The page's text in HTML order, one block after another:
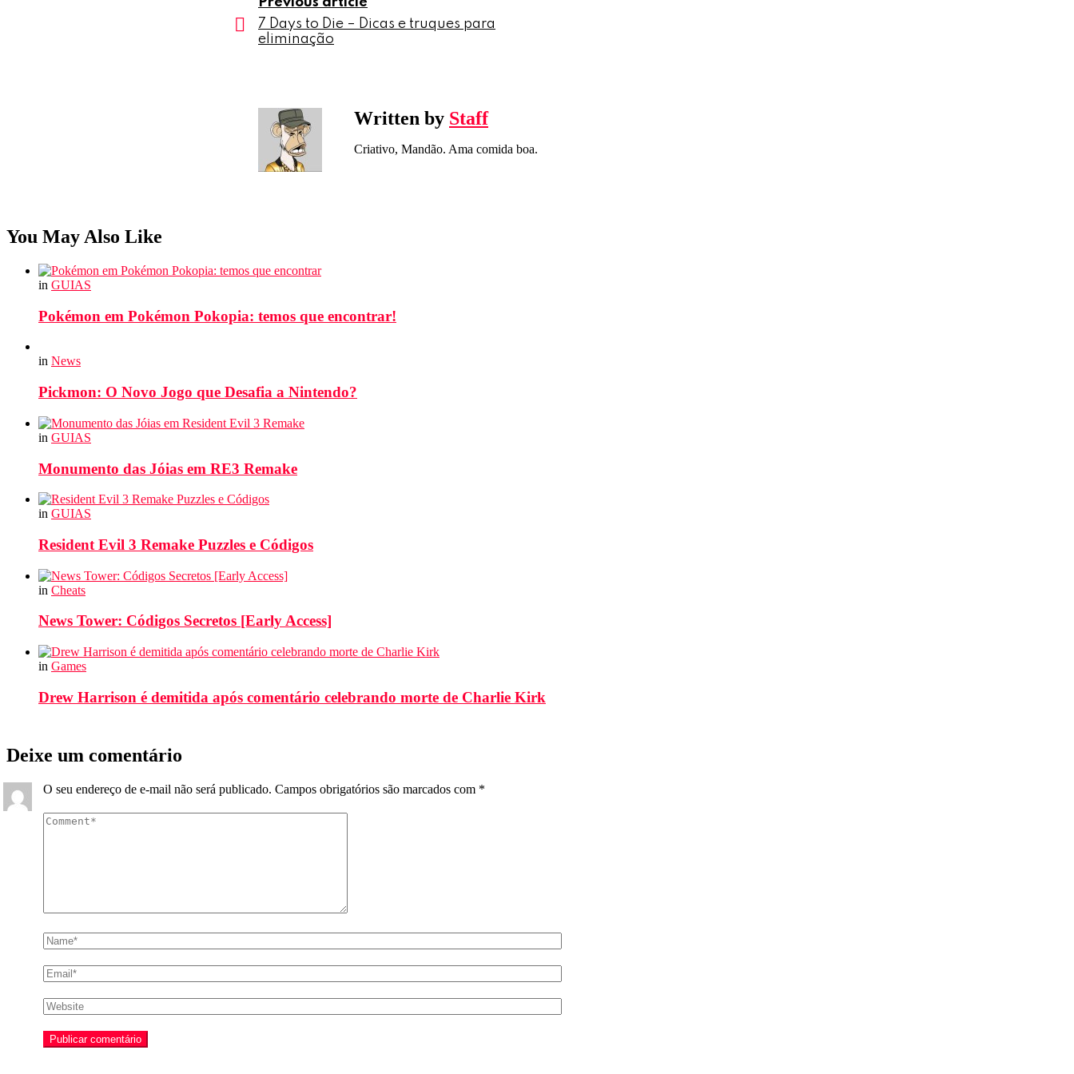
7 Days to Die – Dicas e truques para
eliminação
Written by Staff
Criativo, Mandão. Ama comida boa.
You May Also Like
in GUIAS
Pokémon em Pokémon Pokopia: temos que encontrar!
in News
Pickmon: O Novo Jogo que Desafia a Nintendo?
in GUIAS
Monumento das Jóias em RE3 Remake
in GUIAS
Resident Evil 3 Remake Puzzles e Códigos
in Cheats
News Tower: Códigos Secretos [Early Access]
in Games
Drew Harrison é demitida após comentário celebrando morte de Charlie Kirk
Deixe um comentário
O seu endereço de e-mail não será publicado. Campos obrigatórios são marcados com *
Comentário
Nome
*
E-
mail
*Site